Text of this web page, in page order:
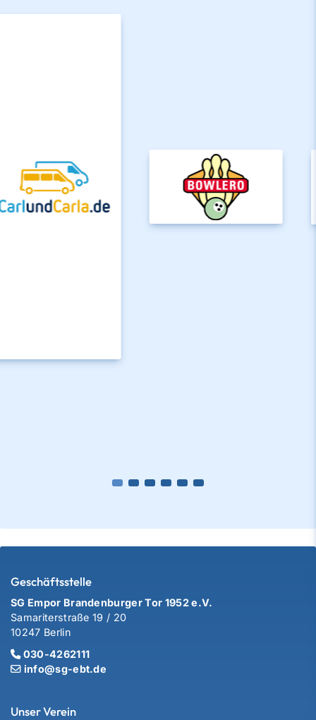
Geschäftsstelle
SG Empor Brandenburger Tor 1952 e.V.
Samariterstraße 19 / 20
10247 Berlin
030-4262111
info@sg-ebt.de
Unser Verein